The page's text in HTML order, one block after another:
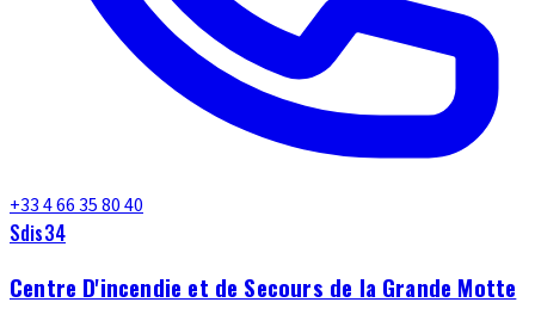
+33 4 66 35 80 40
Sdis34
Centre D'incendie et de Secours de la Grande Motte